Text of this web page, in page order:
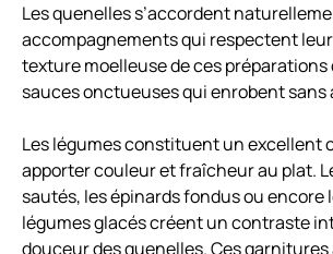
Les quenelles s’accordent
accompagnements qui respectent
texture moelleuse de ces préparations
sauces onctueuses qui enrobent sans
Les légumes constituent un excellent
apporter couleur et fraîcheur au plat.
sautés, les épinards fondus ou encore
légumes glacés créent un contraste
douceur des quenelles. Ces